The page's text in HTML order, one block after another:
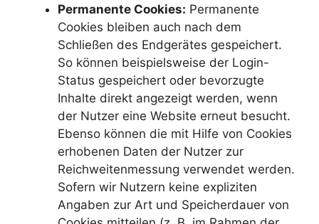
Permanente Cookies: Permanente
Cookies bleiben auch nach dem
Schließen des Endgerätes gespeichert.
So können beispielsweise der Login-
Status gespeichert oder bevorzugte
Inhalte direkt angezeigt werden, wenn
der Nutzer eine Website erneut besucht.
Ebenso können die mit Hilfe von Cookies
erhobenen Daten der Nutzer zur
Reichweitenmessung verwendet werden.
Sofern wir Nutzern keine expliziten
Angaben zur Art und Speicherdauer von